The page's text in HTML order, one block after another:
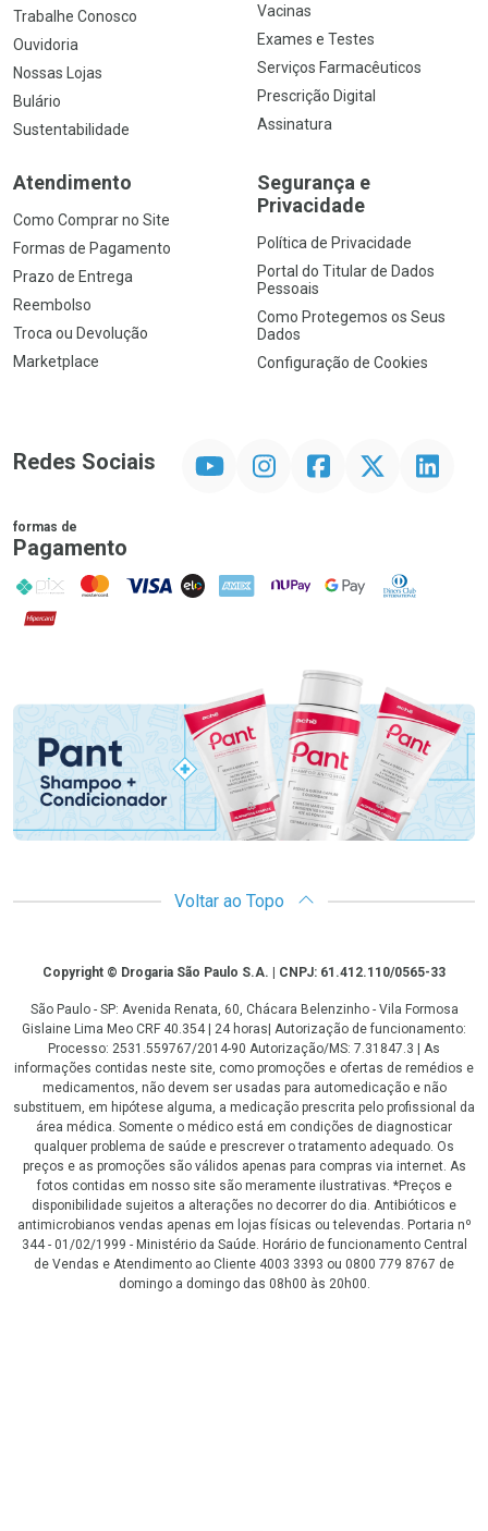
Trabalhe Conosco
Ouvidoria
Nossas Lojas
Bulário
Sustentabilidade
Vacinas
Exames e Testes
Serviços Farmacêuticos
Prescrição Digital
Assinatura
Atendimento
Como Comprar no Site
Formas de Pagamento
Prazo de Entrega
Reembolso
Troca ou Devolução
Marketplace
Segurança e
Privacidade
Política de Privacidade
Portal do Titular de Dados
Pessoais
Como Protegemos os Seus
Dados
Configuração de Cookies
Redes Sociais InstagramFacebook Linkedin
formas de
Pagamento
PIX MasterCard
VISA ELO AMEX NuPay Google PayDiners Club
Hipercard
Promoção em Destaque
Voltar ao Topo
CopyrightCopyright © Drogaria São Paulo S.A. | CNPJ: 61.412.110/0565-33
São Paulo - SP: Avenida Renata, 60, Chácara Belenzinho - Vila Formosa
Gislaine Lima Meo CRF 40.354 | 24 horas| Autorização de funcionamento:
Processo: 2531.559767/2014-90 Autorização/MS: 7.31847.3 | As
informações contidas neste site, como promoções e ofertas de remédios e
medicamentos, não devem ser usadas para automedicação e não
substituem, em hipótese alguma, a medicação prescrita pelo profissional da
área médica. Somente o médico está em condições de diagnosticar
qualquer problema de saúde e prescrever o tratamento adequado. Os
preços e as promoções são válidos apenas para compras via internet. As
fotos contidas em nosso site são meramente ilustrativas. *Preços e
disponibilidade sujeitos a alterações no decorrer do dia. Antibióticos e
antimicrobianos vendas apenas em lojas físicas ou televendas. Portaria nº
344 - 01/02/1999 - Ministério da Saúde. Horário de funcionamento Central
de Vendas e Atendimento ao Cliente 4003 3393 ou 0800 779 8767 de
domingo a domingo das 08h00 às 20h00.